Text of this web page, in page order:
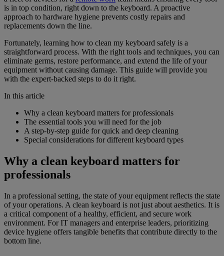
is in top condition, right down to the keyboard. A proactive
approach to hardware hygiene prevents costly repairs and
replacements down the line.
Fortunately, learning how to clean my keyboard safely is a
straightforward process. With the right tools and techniques, you can
eliminate germs, restore performance, and extend the life of your
equipment without causing damage. This guide will provide you
with the expert-backed steps to do it right.
In this article
Why a clean keyboard matters for professionals
The essential tools you will need for the job
A step-by-step guide for quick and deep cleaning
Special considerations for different keyboard types
Why a clean keyboard matters for
professionals
In a professional setting, the state of your equipment reflects the state
of your operations. A clean keyboard is not just about aesthetics. It is
a critical component of a healthy, efficient, and secure work
environment. For IT managers and enterprise leaders, prioritizing
device hygiene offers tangible benefits that contribute directly to the
bottom line.